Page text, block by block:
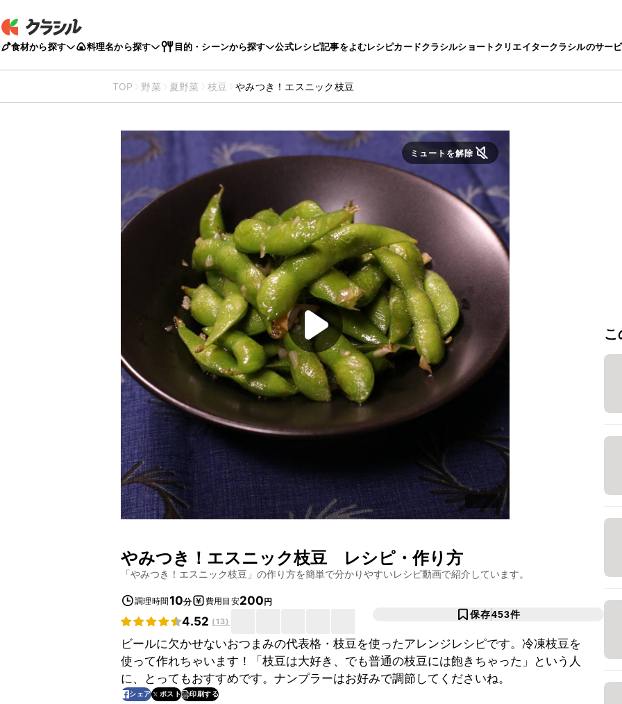
食材から探す 料理名から探す 目的・シーンから探す 公式レシピ記事をよむレシピカードクラシルショートクリエイタークラシルのサー
TOP 野菜 夏野菜 枝豆 やみつき！エスニック枝豆
ミュートを解除
やみつき！エスニック枝豆 レシピ・作り方
「やみつき！エスニック枝豆 」の作り方を簡単で分かりやすいレシピ動画で紹介しています。
調理時間10分 費用目安200円
4.52 (13)
保存453件
ビールに欠かせないおつまみの代表格・枝豆を使ったアレンジレシピです。冷凍枝豆を
使って作れちゃいます！「枝豆は大好き、でも普通の枝豆には飽きちゃった」という人
に、とってもおすすめです。ナンプラーはお好みで調節してくださいね。
シェア ポスト 印刷する